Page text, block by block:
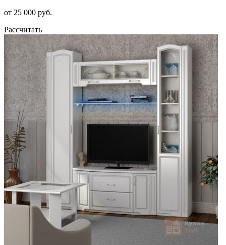
от 25 000 руб.
Рассчитать